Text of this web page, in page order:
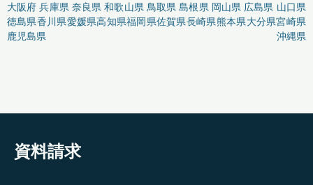
大阪府 兵庫県 奈良県 和歌山県 鳥取県 島根県 岡山県 広島県 山口県
徳島県香川県愛媛県高知県福岡県佐賀県長崎県熊本県大分県宮崎県
鹿児島県
沖縄県
資料請求